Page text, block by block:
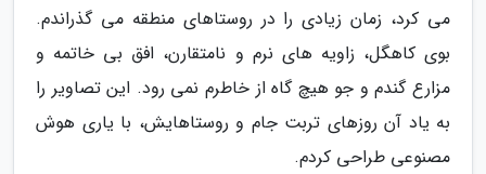
می کرد، زمان زیادی را در روستاهای منطقه می گذراندم.
بوی کاهگل، زاویه های نرم و نامتقارن، افق بی خاتمه و
مزارع گندم و جو هیچ گاه از خاطرم نمی رود. این تصاویر را
به یاد آن روزهای تربت جام و روستاهایش، با یاری هوش
مصنوعی طراحی کردم.